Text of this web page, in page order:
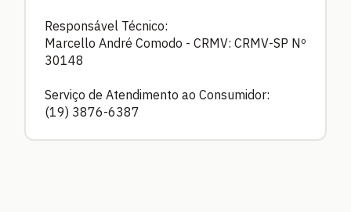
Responsável Técnico:
Marcello André Comodo - CRMV: CRMV-SP Nº
30148
Serviço de Atendimento ao Consumidor:
(19) 3876-6387